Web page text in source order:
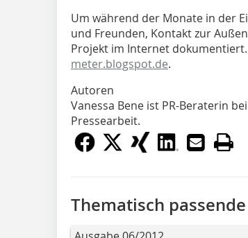
Um während der Monate in der
und Freunden, Kontakt zur
Projekt im Internet
meter.blogspot.de.
Autoren
Vanessa Bene ist PR-Beraterin
Pressearbeit.
Thematisch